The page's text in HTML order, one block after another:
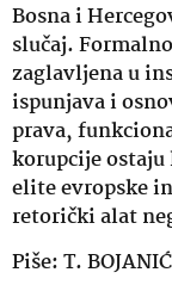
Bosna i
slučaj.
zaglavljena u
ispunjava i
prava,
korupcije
elite evropske
retorički alat
Piše: T. BOJANIĆ